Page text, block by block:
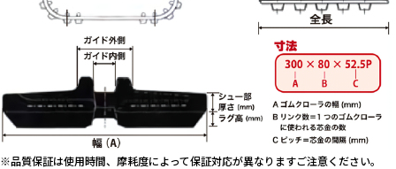
※品質保証は使用時間、摩耗度によって保証対応が異なりますご注意ください。